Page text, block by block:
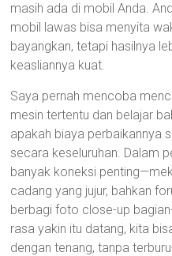
masih ada di mobil Anda.
mobil lawas bisa menyita
bayangkan, tetapi hasilnya
keasliannya kuat.
Saya pernah mencoba
mesin tertentu dan belajar
apakah biaya perbaikannya
secara keseluruhan. Dalam
banyak koneksi
cadang yang jujur, bahkan
berbagi foto close-up
rasa yakin itu datang, kita
dengan tenang, tanpa